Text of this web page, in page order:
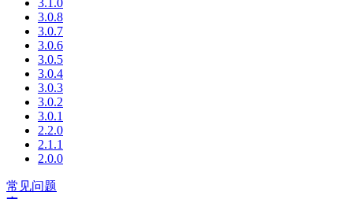
3.1.0
3.0.8
3.0.7
3.0.6
3.0.5
3.0.4
3.0.3
3.0.2
3.0.1
2.2.0
2.1.1
2.0.0
常见问题